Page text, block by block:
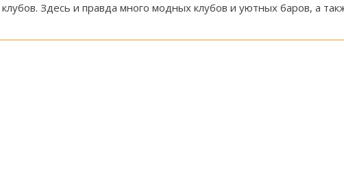
Здесь и правда много модных клубов и уютных баров, а